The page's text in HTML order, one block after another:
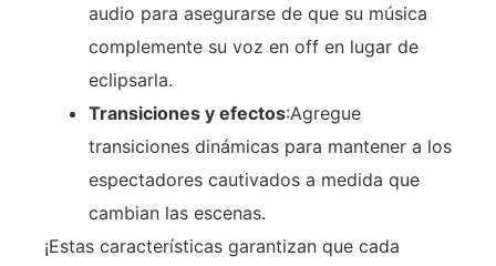
audio para asegurarse de que su música
complemente su voz en off en lugar de
eclipsarla.
Transiciones y efectos:Agregue
transiciones dinámicas para mantener a los
espectadores cautivados a medida que
cambian las escenas.
¡Estas características garantizan que cada